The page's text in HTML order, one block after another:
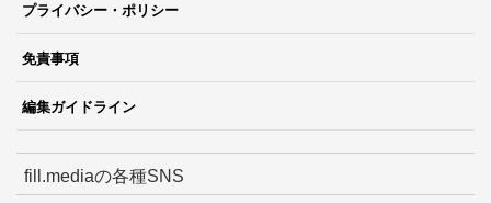
プライバシー・ポリシー
免責事項
編集ガイドライン
fill.mediaの各種SNS